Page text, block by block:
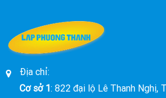
XE SỐ SÀN
Chi tiết
Địa chỉ:
Cơ sở 1 : 822 đại lộ Lê Thanh Nghị,